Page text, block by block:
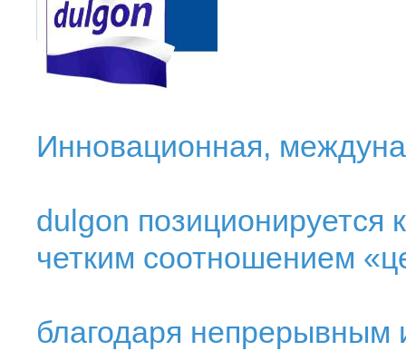
Инновационная,
dulgon позиционируется
четким соотношением
благодаря непрерывным